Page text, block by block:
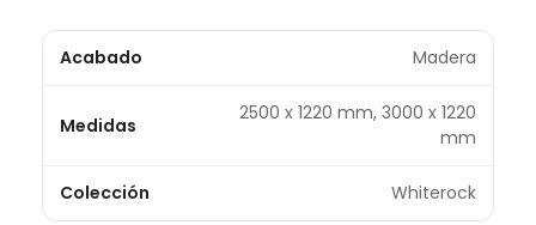
Acabado Madera
Medidas
2500 x 1220 mm, 3000 x 1220
mm
Colección Whiterock